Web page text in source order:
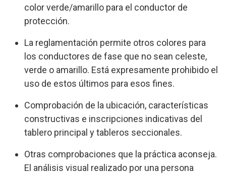
color verde/amarillo para el conductor de
protección.
La reglamentación permite otros colores para
los conductores de fase que no sean celeste,
verde o amarillo. Está expresamente prohibido el
uso de estos últimos para esos fines.
Comprobación de la ubicación, características
constructivas e inscripciones indicativas del
tablero principal y tableros seccionales.
Otras comprobaciones que la práctica aconseja.
El análisis visual realizado por una persona